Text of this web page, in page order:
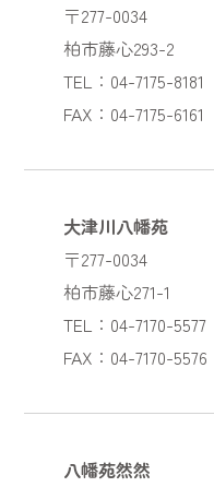
〒277-0034
柏市藤心293-2
TEL：04-7175-8181
FAX：04-7175-6161
大津川八幡苑
〒277-0034
柏市藤心271-1
TEL：04-7170-5577
FAX：04-7170-5576
八幡苑然然